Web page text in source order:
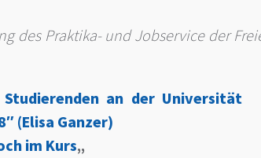
des Praktika- und Jobservice der
Studierenden an der Universität
(Elisa Ganzer)
im Kurs„